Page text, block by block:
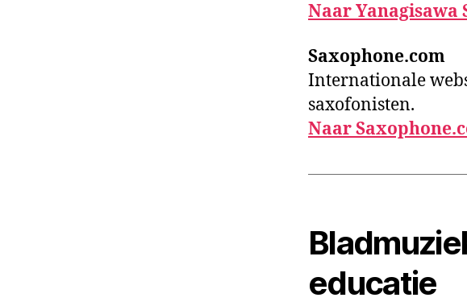
Naar Yanagisawa
Saxophone.com
Internationale
saxofonisten.
Naar
educatie